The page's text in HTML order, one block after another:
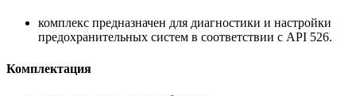
комплекс предназначен для диагностики и настройки
предохранительных систем в соответствии с API 526.
Комплектация